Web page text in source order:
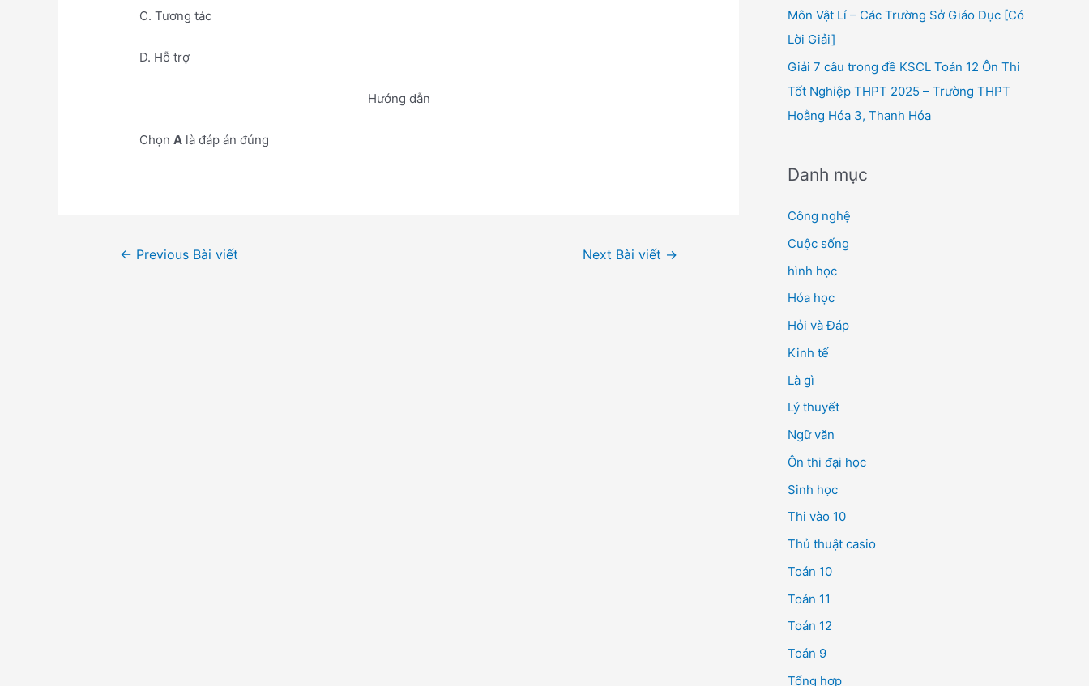
C. Tương tác
D. Hỗ trợ
Hướng dẫn
ChọnA là đáp án đúng
Điều← Previous Bài viết Next Bài viết →
Môn Vật Lí – Các Trường Sở Giáo Dục [Có
Lời Giải]
Giải 7 câu trong đề KSCL Toán 12 Ôn Thi
Tốt Nghiệp THPT 2025 – Trường THPT
Hoằng Hóa 3, Thanh Hóa
Danh mục
Công nghệ
Cuộc sống
hình học
Hóa học
Hỏi và Đáp
Kinh tế
Là gì
Lý thuyết
Ngữ văn
Ôn thi đại học
Sinh học
Thi vào 10
Thủ thuật casio
Toán 10
Toán 11
Toán 12
Toán 9
Tổng hợp